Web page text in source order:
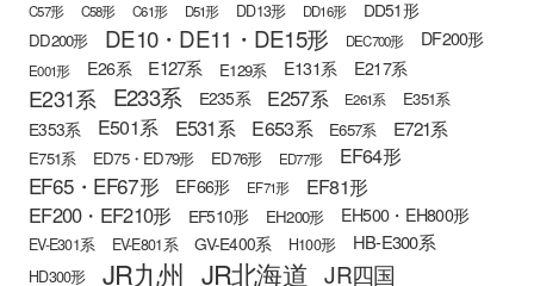
C57形 C58形 C61形 D51形 DD13形 DD16形 DD51形
DD200形 DE10・DE11・DE15形 DEC700形 DF200形
E001形 E26系 E127系 E129系 E131系 E217系
E231系 E233系 E235系 E257系 E261系 E351系
E353系 E501系 E531系 E653系 E657系 E721系
E751系 ED75・ED79形 ED76形 ED77形 EF64形
EF65・EF67形 EF66形 EF71形
EF81形
EF200・EF210形
EF510形 EH200形 EH500・EH800形
EV-E301系 EV-E801系 GV-E400系 H100形 HB-E300系
HD300形 JR九州 JR北海道 JR四国